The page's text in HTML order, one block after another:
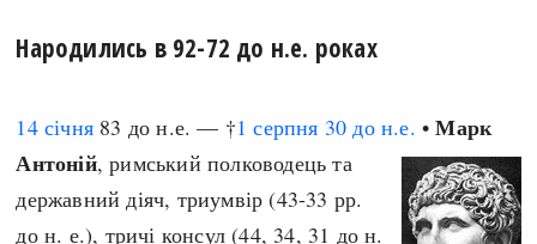
Народились в 92-72 до н.е. роках
14 січня 83 до н.е. — †1 серпня 30 до н.е. •Марк
Антоній, римський полководець та
державний діяч, триумвір (43-33 рр.
до н. е.), тричі консул (44, 34, 31 до н.